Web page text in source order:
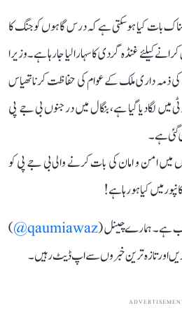
بات کیا ہو سکتی ہے کہ درس گاہوں کو جنگ کا
کیلئے غنڈہ گردی کا سہارا لیا جا رہا ہے۔ وزیرا
ذمہ داری ملک کے عوام کی حفاظت کرنا تھیاس
لگادیا گیا ہے، بنگال میں درجنوں بی جے پی
گئی ہے۔
میں امن و امان کی بات کرنے والی بی جے پی کو
میں کیا ہو رہا ہے!
ہے۔ ہمارے چینل (qaumiawaz@
)
اور تازہ ترین خبروں سے اپ ڈیٹ رہیں۔